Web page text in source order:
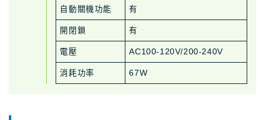
自動關機功能 有
開閉鎖 有
電壓 AC100-120V/200-240V
消耗功率 67W